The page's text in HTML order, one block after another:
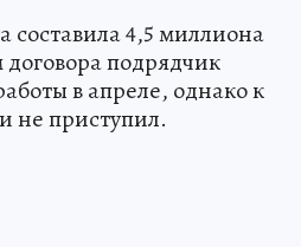
составила 4,5 миллиона
подрядчик
в апреле, однако к
не приступил.